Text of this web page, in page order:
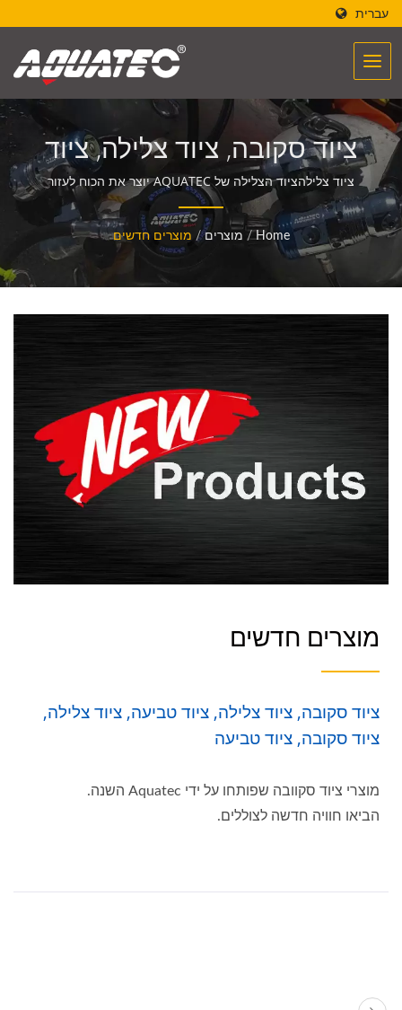
עברית
ציוד סקובה, ציוד צלילה, ציוד
טביעה, ציוד צלילה, ציוד
סקובה, ציוד טביעה | יצרן
ציוד צלילה | SCUBA
AQUATEC
ציוד צלילהציוד הצלילה של AQUATEC יוצר את הכוח לעזור
לאנשים לפגוש ולתקשר עם האוקיינוס.
Home
/ מוצרים / מוצרים חדשים
מוצרים חדשים
ציוד סקובה, ציוד צלילה, ציוד טביעה, ציוד צלילה,
ציוד סקובה, ציוד טביעה
מוצרי ציוד סקוובה שפותחו על ידי Aquatec השנה.
הביאו חוויה חדשה לצוללים.